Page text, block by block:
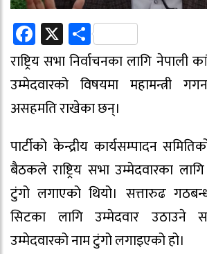
Facebook
X Share
राष्ट्रिय सभा निर्वाचनका लागि
उम्मेदवारको विषयमा महामन्त्री
असहमति राखेका छन्।
पार्टीको केन्द्रीय कार्यसम्पादन
बैठकले राष्ट्रिय सभा उम्मेदवारका
टुंगो लगाएको थियो। सत्तारुढ
सिटका लागि उम्मेदवार उठाउने
उम्मेदवारको नाम टुंगो लगाइएको हो।